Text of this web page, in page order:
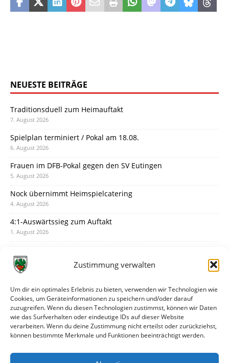
Zustimmung verwalten
Um dir ein optimales Erlebnis zu bieten, verwenden wir Technologien wie
Cookies, um Geräteinformationen zu speichern und/oder darauf
zuzugreifen. Wenn du diesen Technologien zustimmst, können wir Daten
wie das Surfverhalten oder eindeutige IDs auf dieser Website
verarbeiten. Wenn du deine Zustimmung nicht erteilst oder zurückziehst,
können bestimmte Merkmale und Funktionen beeinträchtigt werden.
NEUESTE BEITRÄGE
Traditionsduell zum Heimauftakt
7. August 2026
Spielplan terminiert / Pokal am 18.08.
6. August 2026
Frauen im DFB-Pokal gegen den SV Eutingen
5. August 2026
Nock übernimmt Heimspielcatering
4. August 2026
4:1-Auswärtssieg zum Auftakt
1. August 2026
31. Juli 2026
30. Juli 2026
Deine Spielminute: 89+1
28. Juli 2026
Neuer Rückensponsor